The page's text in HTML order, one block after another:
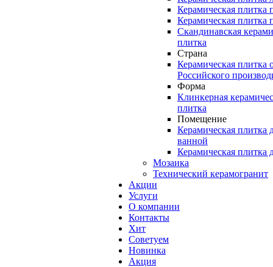
Керамическая плитка
Керамическая плитка
Скандинавская
плитка
Страна
Керамическая плитка
Российского
Форма
Клинкерная
плитка
Помещение
Керамическая плитка
ванной
Керамическая плитка
Мозаика
Технический керамогранит
Акции
Услуги
О компании
Контакты
Хит
Советуем
Новинка
Акция